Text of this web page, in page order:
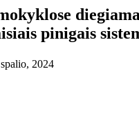
pinigais
2024